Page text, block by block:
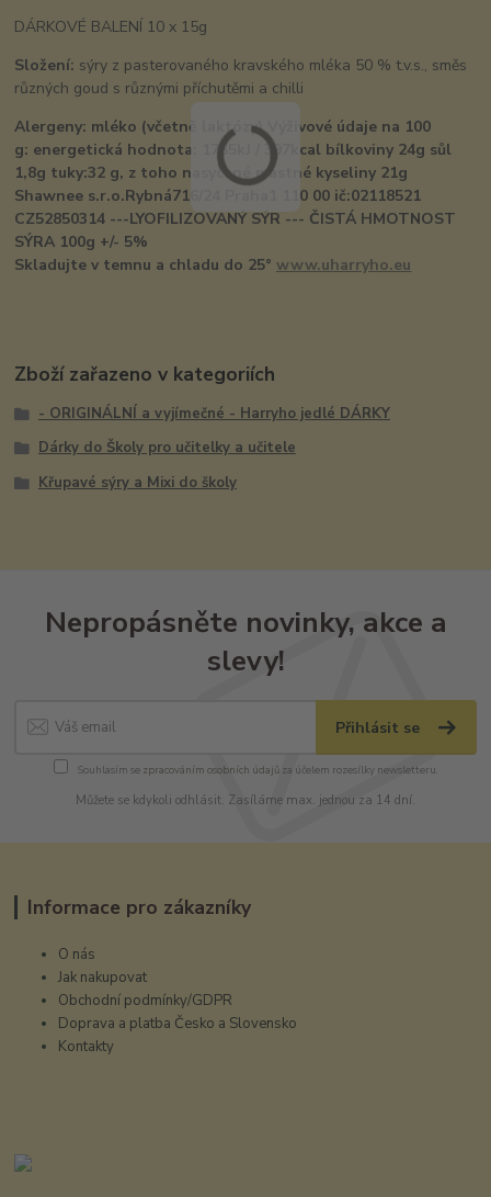
DÁRKOVÉ BALENÍ 10 x 15g
Složení: sýry z pasterovaného kravského mléka 50 % t.v.s., směs
různých goud s různými příchutěmi a chilli
Alergeny: mléko (včetně laktózy) Výživové údaje na 100
g: energetická hodnota: 1755kJ / 397kcal bílkoviny 24g sůl
1,8g tuky:32 g, z toho nasycené mastné kyseliny 21g
Shawnee s.r.o.Rybná716/24 Praha1 110 00 ič:02118521
CZ52850314 ---LYOFILIZOVANÝ SÝR --- ČISTÁ HMOTNOST
SÝRA 100g +/- 5%
Skladujte v temnu a chladu do 25°www.uharryho.eu
Zboží zařazeno v kategoriích
- ORIGINÁLNÍ a vyjímečné - Harryho jedlé DÁRKY
Dárky do Školy pro učitelky a učitele
Křupavé sýry a Mixi do školy
Nepropásněte novinky, akce a
slevy!
Přihlásit se
Souhlasím se zpracováním osobních údajůza účelem rozesílky newsletteru.
Můžete se kdykoli odhlásit. Zasíláme max. jednou za 14 dní.
Informace pro zákazníky
O nás
Jak nakupovat
Obchodní podmínky/GDPR
Doprava a platba Česko a Slovensko
Kontakty